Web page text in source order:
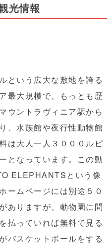
光情報
という広大な敷地を誇る
最大規模で、もっとも歴
ウントラヴィニア駅から
、水族館や夜行性動物館
は大人一人３０００ルピ
となっています。この動
ELEPHANTSという像
ームページには別途５０
ありますが、動物園に問
払っていれば無料で見る
バスケットボールをする